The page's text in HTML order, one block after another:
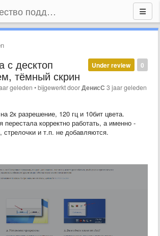
Joxi - сообщество поддержки
0
Under review
с десктоп
тёмный скрин
geleden •bijgewerkt doorДенисС 3 jaar geleden
2к разрешение, 120 гц и 10бит цвета.
перестала корректно работать, а именно -
стрелочки и т.п. не добавляются.